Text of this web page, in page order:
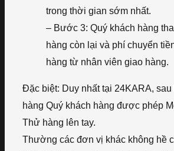
trong thời gian sớm nhất.
– Bước 3: Quý khách hàng
hàng còn lại và phí chuyển
hàng từ nhân viên giao hàng.
Đặc biệt: Duy nhất tại 24KARA, sau
hàng Quý khách hàng được phép
Thử hàng lên tay.
Thường các đơn vị khác không hề